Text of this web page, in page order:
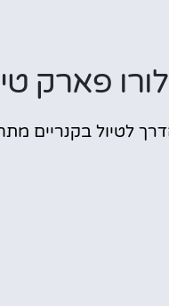
לורו פארק
לטיול בקנריים